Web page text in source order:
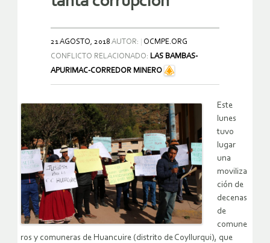
21 AGOSTO, 2018 AUTOR:
OCMPE.ORG
CONFLICTO RELACIONADO: LAS BAMBAS-
APURIMAC-CORREDOR MINERO
Este
lunes
tuvo
lugar
una
moviliza
ción de
decenas
de
comune
ros y comuneras de Huancuire (distrito de Coyllurqui), que